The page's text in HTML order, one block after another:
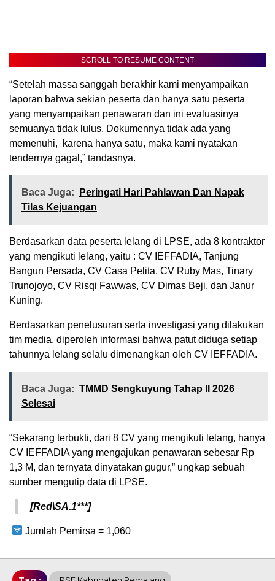
SCROLL TO RESUME CONTENT
“Setelah massa sanggah berakhir kami menyampaikan
laporan bahwa sekian peserta dan hanya satu peserta
yang menyampaikan penawaran dan ini evaluasinya
semuanya tidak lulus. Dokumennya tidak ada yang
memenuhi, karena hanya satu, maka kami nyatakan
tendernya gagal,” tandasnya.
Baca Juga:
Peringati Hari Pahlawan Dan Napak
Tilas Kejuangan
Berdasarkan data peserta lelang di LPSE, ada 8 kontraktor
yang mengikuti lelang, yaitu : CV IEFFADIA, Tanjung
Bangun Persada, CV Casa Pelita, CV Ruby Mas, Tinary
Trunojoyo, CV Risqi Fawwas, CV Dimas Beji, dan Janur
Kuning.
Berdasarkan penelusuran serta investigasi yang dilakukan
tim media, diperoleh informasi bahwa patut diduga setiap
tahunnya lelang selalu dimenangkan oleh CV IEFFADIA.
Baca Juga: TMMD Sengkuyung Tahap II 2026
Selesai
“Sekarang terbukti, dari 8 CV yang mengikuti lelang, hanya
CV IEFFADIA yang mengajukan penawaran sebesar Rp
1,3 M, dan ternyata dinyatakan gugur,” ungkap sebuah
sumber mengutip data di LPSE.
[Red\SA.1***]
Jumlah Pemirsa = 1,060